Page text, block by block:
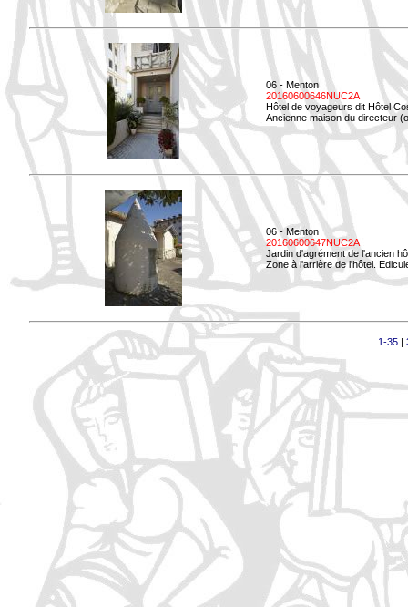
06 - Menton
20160600646NUC2A
Hôtel de voyageurs dit Hôtel
Ancienne maison du directeur
06 - Menton
20160600647NUC2A
Jardin d'agrément de l'ancien
Zone à l'arrière de l'hôtel.
1-35|